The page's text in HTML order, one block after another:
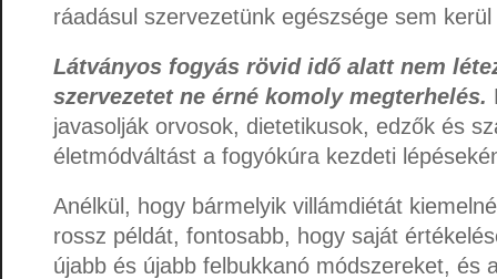
ráadásul szervezetünk egészsége sem
Látványos fogyás rövid idő alatt nem
szervezetet ne érné komoly megterhelés.
javasolják orvosok, dietetikusok, edzők és
életmódváltást a fogyókúra kezdeti
Anélkül, hogy bármelyik villámdiétát
rossz példát, fontosabb, hogy saját
újabb és újabb felbukkanó módszereket, és